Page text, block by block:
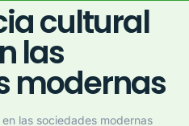
cultural
las
modernas
las sociedades modernas